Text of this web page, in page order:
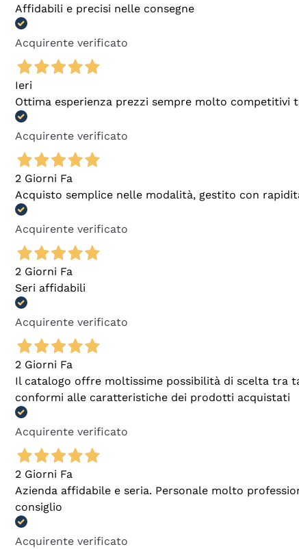
Affidabili e precisi nelle consegne
Acquirente verificato
Ieri
Ottima esperienza prezzi sempre molto competitivi
Acquirente verificato
2 Giorni Fa
Acquisto semplice nelle modalità, gestito con
Acquirente verificato
2 Giorni Fa
Seri affidabili
Acquirente verificato
2 Giorni Fa
Il catalogo offre moltissime possibilità di scelta tra
conformi alle caratteristiche dei prodotti acquistati
Acquirente verificato
2 Giorni Fa
Azienda affidabile e seria. Personale molto
consiglio
Acquirente verificato